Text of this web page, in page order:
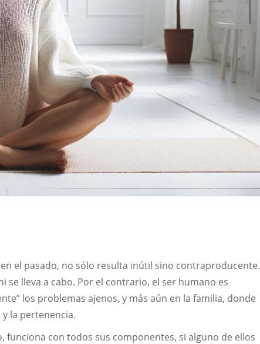
el pasado, no sólo resulta inútil sino contraproducente.
se lleva a cabo. Por el contrario, el ser humano es
los problemas ajenos, y más aún en la familia, donde
la pertenencia.
funciona con todos sus componentes, si alguno de ellos